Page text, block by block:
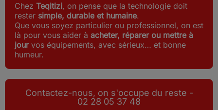
Chez Teqitizi, on pense que la technologie doit
rester simple, durable et humaine.
Que vous soyez particulier ou professionnel, on est
là pour vous aider à acheter, réparer ou mettre à
jourvos équipements, avec sérieux… et bonne
humeur.
Contactez-nous, on s'occupe du reste -
02 28 05 37 48